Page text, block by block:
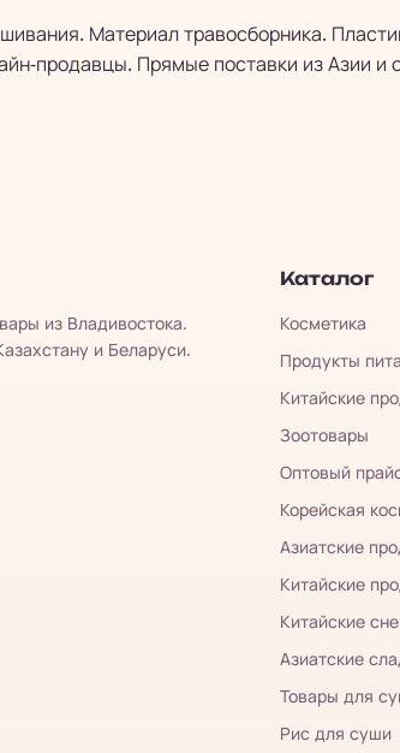
Материал травосборника.
продавцы. Прямые поставки из Азии и
из Владивостока.
и Беларуси.
Каталог
Косметика
Продукты
Китайские
Зоотовары
Оптовый
Корейская
Азиатские
Китайские
Китайские
Азиатские
Товары для
Рис для суши